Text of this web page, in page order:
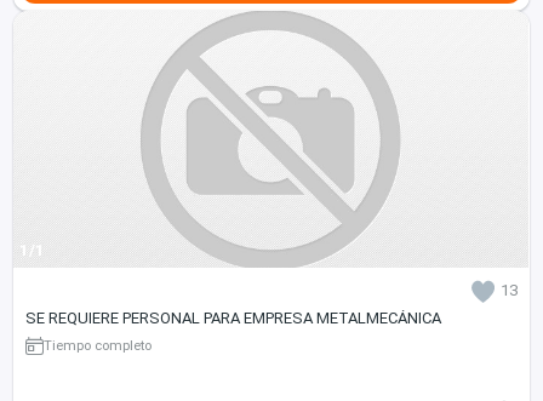
1/1
13
SE REQUIERE PERSONAL PARA EMPRESA METALMECÁNICA
Tiempo completo